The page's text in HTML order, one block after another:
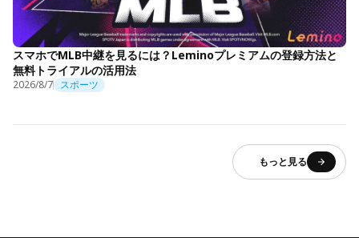
スマホでMLB中継を見るには？Leminoプレミアムの登録方法と
無料トライアルの活用法
2026/8/7 スポーツ
もっと見る